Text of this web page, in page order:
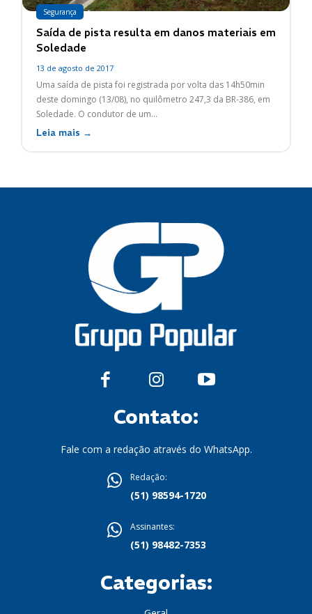
Segurança
Saída de pista resulta em danos materiais em
Soledade
13 de agosto de 2017
Uma saída de pista foi registrada por volta das 14h50min
deste domingo (13/08), no quilômetro 247,3 da BR-386, em
Soledade. O condutor de um...
Leia mais →
Contato:
Fale com a redação através do WhatsApp.
Redação:
(51) 98594-1720
Assinantes:
(51) 98482-7353
Categorias: